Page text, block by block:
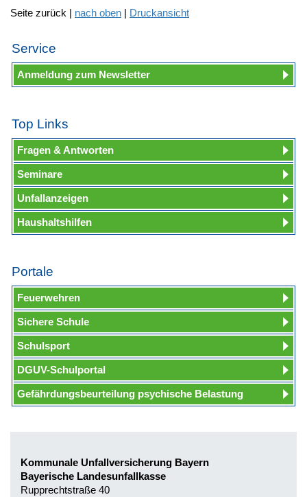
Seite zurück | nach oben | Druckansicht
Service
Anmeldung zum Newsletter
Top Links
Fragen & Antworten
Seminare
Unfallanzeigen
Haushaltshilfen
Portale
Feuerwehren
Sichere Schule
Schulsport
DGUV-Schulportal
Gefährdungsbeurteilung psychische Belastung
Kommunale Unfallversicherung Bayern
Bayerische Landesunfallkasse
Rupprechtstraße 40